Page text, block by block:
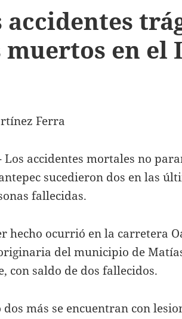
accidentes
muertos en el
Ferra
Los accidentes mortales no
sucedieron dos en las
fallecidas.
hecho ocurrió en la carretera
del municipio de
con saldo de dos fallecidos.
más se encuentran con